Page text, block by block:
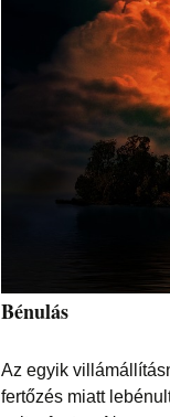
Bénulás
Az egyik
fertőzés miatt